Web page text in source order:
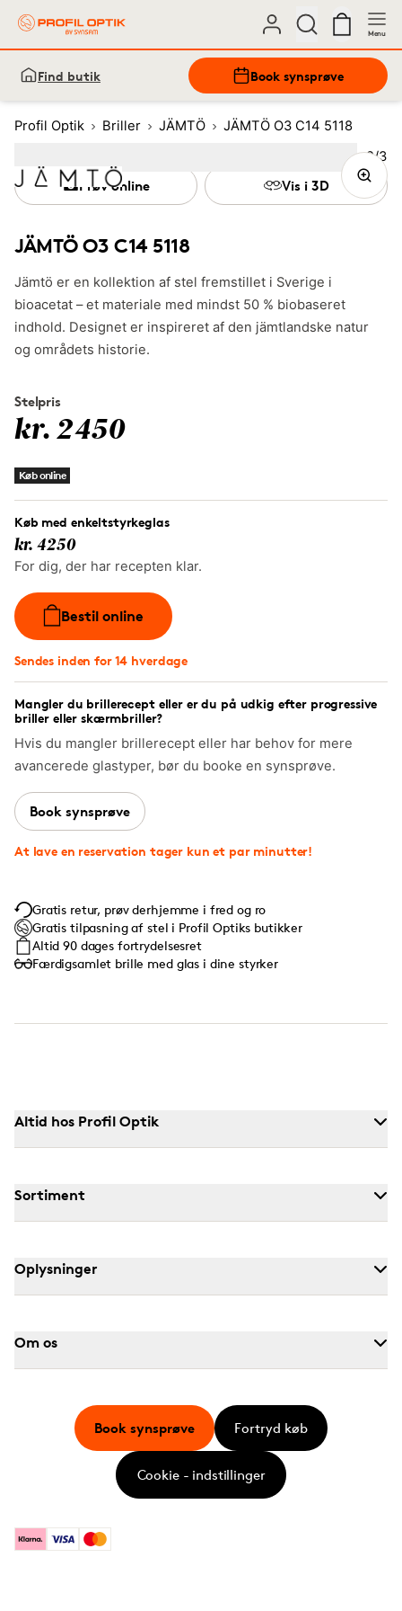
Menu
Find butik Book synsprøve
Profil Optik Briller JÄMTÖ JÄMTÖ O3 C14 5118
JÄMTÖ O3 C14 5118
Jämtö er en kollektion af stel fremstillet i Sverige i
bioacetat – et materiale med mindst 50 % biobaseret
indhold. Designet er inspireret af den jämtlandske natur
og områdets historie.
Stelpris
kr. 2450
Køb online
Køb med enkeltstyrkeglas
kr. 4250
For dig, der har recepten klar.
Bestil online
Sendes inden for 14 hverdage
Mangler du brillerecept eller er du på udkig efter progressive
briller eller skærmbriller?
Hvis du mangler brillerecept eller har behov for mere
avancerede glastyper, bør du booke en synsprøve.
Book synsprøve
At lave en reservation tager kun et par minutter!
Prøv online Vis i 3D
Gratis retur, prøv derhjemme i fred og ro
Gratis tilpasning af stel i Profil Optiks butikker
Altid 90 dages fortrydelsesret
Færdigsamlet brille med glas i dine styrker
2/3
Image1 3
Altid hos Profil Optik
Sortiment
Oplysninger
Om os
KlarnaVisa Mastercard
Book synsprøve Fortryd køb
Cookie - indstillinger